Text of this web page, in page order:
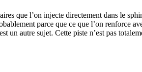
que l’on injecte directement dans le
parce que ce que l’on renforce
un autre sujet. Cette piste n’est pas